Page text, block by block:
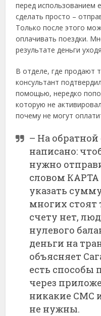
перед использованием
сделать просто ­–
Только после этого
оплачивать поездки.
результате деньги
В отделе, где продают
консультант
помощью, нередко
которую не
почему не могут
– На
написано:
нужно
словом КАРТА
указать
многих стоят
счету нет,
нулевого
деньги на
объясняет
есть способы
через
никакие СМС
не нужны.